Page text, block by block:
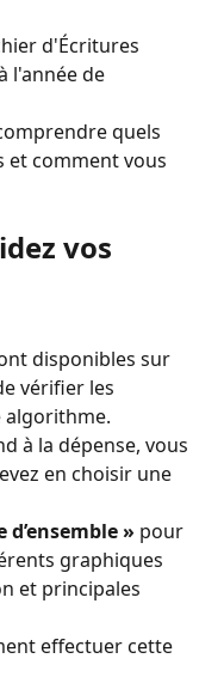
d'Écritures
l'année de
quels
et comment vous
vos
disponibles sur
vérifier les
algorithme.
à la dépense, vous
en choisir une
d’ensemble » pour
graphiques
et principales
effectuer cette